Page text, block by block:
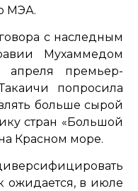
МЭА.
с наследным
Мухаммедом
премьер-
попросила
больше сырой
стран «Большой
Красном море.
ожидается, в июле